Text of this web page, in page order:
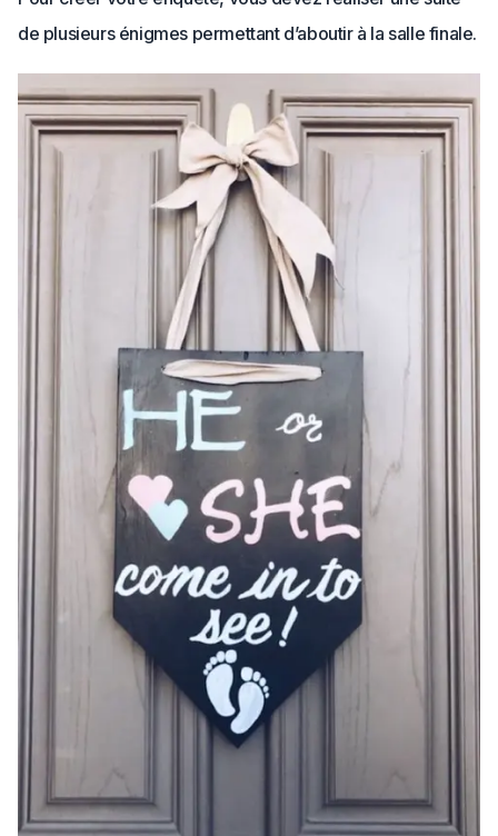
de plusieurs énigmes permettant d’aboutir à la salle finale.